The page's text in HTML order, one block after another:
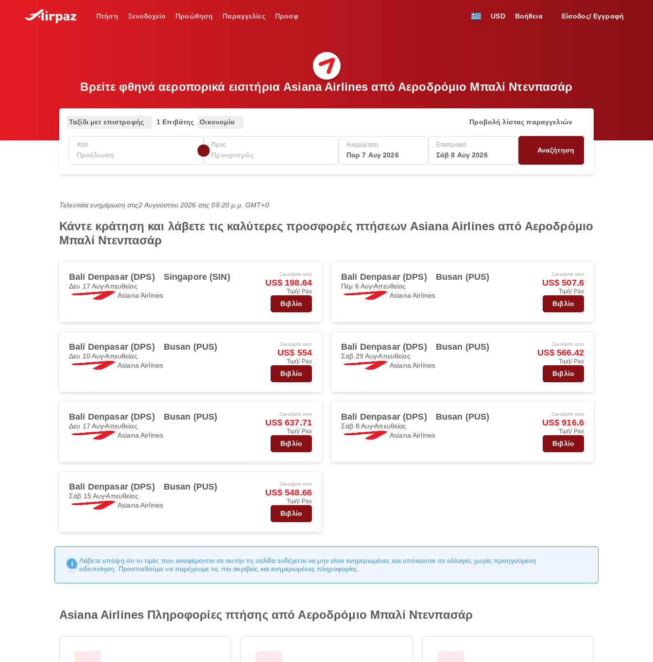
Πτήση Ξενοδοχείο Προώθηση Παραγγελίες Προσφ USD Βοήθεια Είσοδος/ Εγγραφή
Βρείτε φθηνά αεροπορικά εισιτήρια Asiana Airlines από Αεροδρόμιο Μπαλί Ντενπασάρ
Ταξίδι μετ επιστροφής 1 Επιβάτης Οικονομία Προβολή λίστας παραγγελιών
Από Προς Αναχώρηση
Παρ 7 Αυγ 2026
Επιστροφή
Σάβ 8 Αυγ 2026
Αναζήτηση
Τελευταία ενημέρωση στις2 Αυγούστου 2026 στις 09:20 μ.μ. GMT+0
Κάντε κράτηση και λάβετε τις καλύτερες προσφορές πτήσεων Asiana Airlines από Αεροδρόμιο
Μπαλί Ντενπασάρ
Bali Denpasar (DPS) Singapore (SIN)
Δευ 17 ΑυγΑπευθείας
Asiana Airlines
Ξεκινήστε από
US$ 198.64
Τιμή/ Pax
Βιβλίο
Bali Denpasar (DPS) Busan (PUS)
Πέμ 6 ΑυγΑπευθείας
Asiana Airlines
Ξεκινήστε από
US$ 507.6
Τιμή/ Pax
Βιβλίο
Bali Denpasar (DPS) Busan (PUS)
Δευ 10 ΑυγΑπευθείας
Asiana Airlines
Ξεκινήστε από
US$ 554
Τιμή/ Pax
Βιβλίο
Bali Denpasar (DPS) Busan (PUS)
Σάβ 29 ΑυγΑπευθείας
Asiana Airlines
Ξεκινήστε από
US$ 566.42
Τιμή/ Pax
Βιβλίο
Bali Denpasar (DPS) Busan (PUS)
Δευ 17 ΑυγΑπευθείας
Asiana Airlines
Ξεκινήστε από
US$ 637.71
Τιμή/ Pax
Βιβλίο
Bali Denpasar (DPS) Busan (PUS)
Σάβ 8 ΑυγΑπευθείας
Asiana Airlines
Ξεκινήστε από
US$ 916.6
Τιμή/ Pax
Βιβλίο
Bali Denpasar (DPS) Busan (PUS)
Σάβ 15 ΑυγΑπευθείας
Asiana Airlines
Ξεκινήστε από
US$ 548.66
Τιμή/ Pax
Βιβλίο
Λάβετε υπόψη ότι οι τιμές που αναφέρονται σε αυτήν τη σελίδα ενδέχεται να μην είναι ενημερωμένες και υπόκεινται σε αλλαγές χωρίς προηγούμενη
ειδοποίηση. Προσπαθούμε να παρέχουμε τις πιο ακριβείς και ενημερωμένες πληροφορίες.
Asiana Airlines Πληροφορίες πτήσης από Αεροδρόμιο Μπαλί Ντενπασάρ